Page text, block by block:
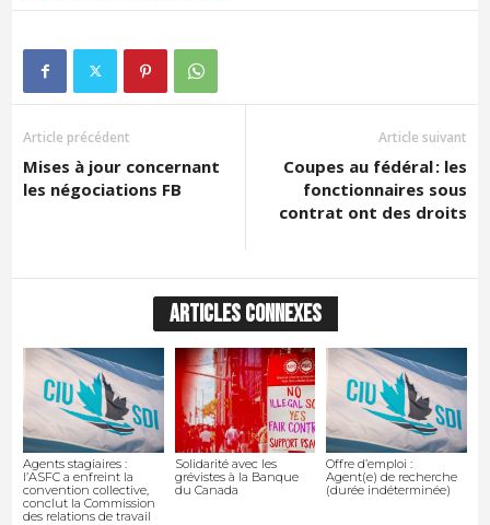
Article précédent
Mises à jour concernant
les négociations FB
Article suivant
Coupes au fédéral : les
fonctionnaires sous
contrat ont des droits
ARTICLES CONNEXES
Agents stagiaires :
l’ASFC a enfreint la
convention collective,
conclut la Commission
des relations de travail
Solidarité avec les
grévistes à la Banque
du Canada
Offre d’emploi :
Agent(e) de recherche
(durée indéterminée)